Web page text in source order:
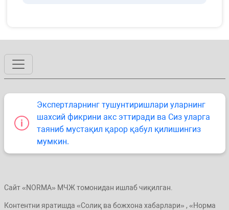
Экспертларнинг тушунтиришлари уларнинг
шахсий фикрини акс эттиради ва Сиз уларга
таяниб мустақил қарор қабул қилишингиз
мумкин.
Сайт «NORMA» МЧЖ томонидан ишлаб чиқилган.
Контентни яратишда «Солиқ ва божхона хабарлари» , «Норма